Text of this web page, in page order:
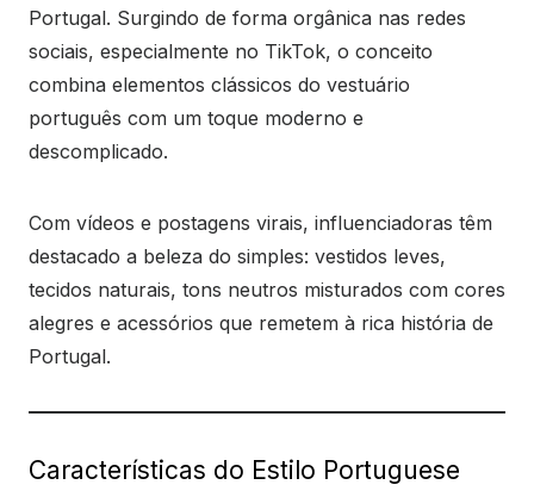
Portugal. Surgindo de forma orgânica nas redes
sociais, especialmente no TikTok, o conceito
combina elementos clássicos do vestuário
português com um toque moderno e
descomplicado.
Com vídeos e postagens virais, influenciadoras têm
destacado a beleza do simples: vestidos leves,
tecidos naturais, tons neutros misturados com cores
alegres e acessórios que remetem à rica história de
Portugal.
Características do Estilo Portuguese